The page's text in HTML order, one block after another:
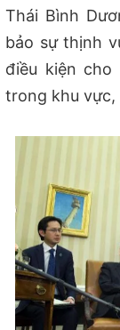
Thái Bình
bảo sự thịnh
điều kiện
trong khu vực,